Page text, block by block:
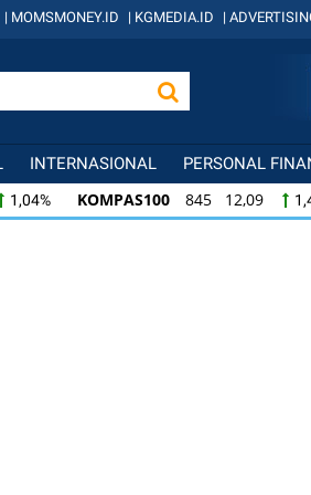
| MOMSMONEY.ID | KGMEDIA.ID |
INTERNASIONAL PERSONAL
1,04% KOMPAS100 845 12,09
1,45% LQ45 640 9,44